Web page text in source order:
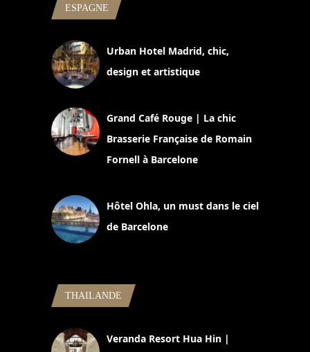
ESPAGNE
Urban Hotel Madrid, chic,
design et artistique
Grand Café Rouge | La chic
Brasserie Française de Romain
Fornell à Barcelone
Hôtel Ohla, un must dans le ciel
de Barcelone
THAILANDE
Veranda Resort Hua Hin |